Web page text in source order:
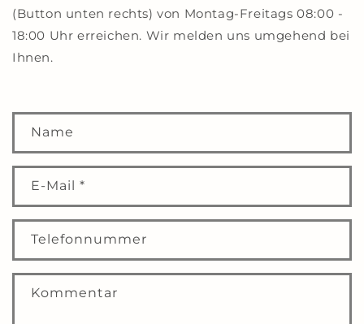
(Button unten rechts) von Montag-Freitags 08:00 -
18:00 Uhr erreichen. Wir melden uns umgehend bei
Ihnen.
n
a
k
f
Name
E-Mail *
Telefonnummer
Kommentar